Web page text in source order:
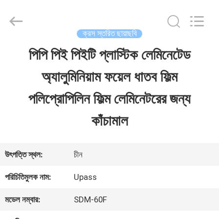
ভিআর
Material
Technology
ক্রস স্তরিত ছায়াছবি
পিপি পিই পিইটি প্লাস্টিক লেমিনেটেড
অ্যালুমিনিয়াম ফয়েল ধাতব ফিল্ম
পলিপ্রোপিলিন ফিল্ম লেমিনেটরের জন্য
কাঁচামাল
উৎপত্তি স্থল: চীন
পরিচিতিমুলক নাম: Upass
মডেল নম্বার: SDM-60F